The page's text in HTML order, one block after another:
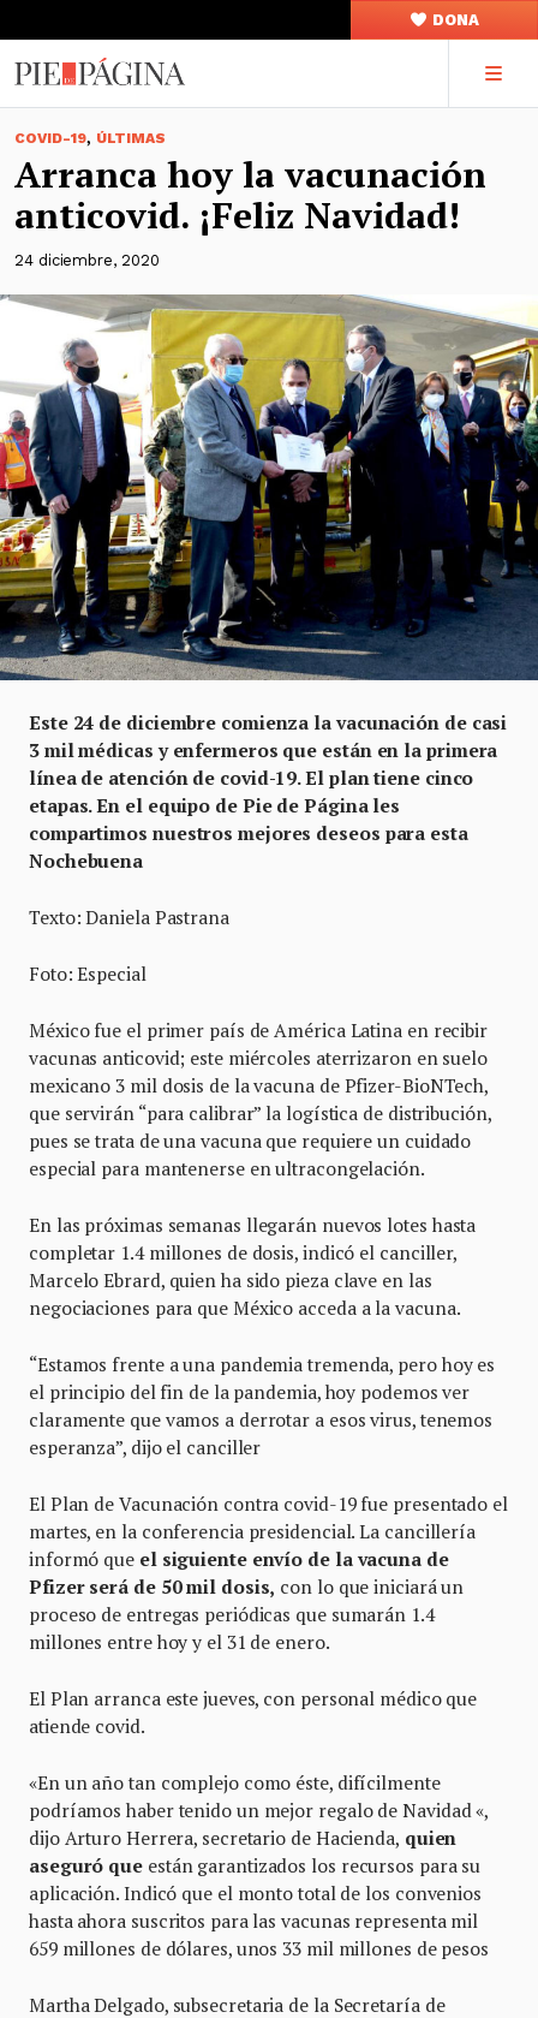
DONA
COVID-19, ÚLTIMAS
Arranca hoy la vacunación
anticovid. ¡Feliz Navidad!
24 diciembre, 2020
Este 24 de diciembre comienza la vacunación de casi
3 mil médicas y enfermeros que están en la primera
línea de atención de covid-19. El plan tiene cinco
etapas. En el equipo de Pie de Página les
compartimos nuestros mejores deseos para esta
Nochebuena
Texto: Daniela Pastrana
Foto: Especial
México fue el primer país de América Latina en recibir
vacunas anticovid; este miércoles aterrizaron en suelo
mexicano 3 mil dosis de la vacuna de Pfizer-BioNTech,
que servirán “para calibrar” la logística de distribución,
pues se trata de una vacuna que requiere un cuidado
especial para mantenerse en ultracongelación.
En las próximas semanas llegarán nuevos lotes hasta
completar 1.4 millones de dosis, indicó el canciller,
Marcelo Ebrard, quien ha sido pieza clave en las
negociaciones para que México acceda a la vacuna.
“Estamos frente a una pandemia tremenda, pero hoy es
el principio del fin de la pandemia, hoy podemos ver
claramente que vamos a derrotar a esos virus, tenemos
esperanza”, dijo el canciller
El Plan de Vacunación contra covid-19 fue presentado el
martes, en la conferencia presidencial. La cancillería
informó que el siguiente envío de la vacuna de
Pfizer será de 50 mil dosis, con lo que iniciará un
proceso de entregas periódicas que sumarán 1.4
millones entre hoy y el 31 de enero.
El Plan arranca este jueves, con personal médico que
atiende covid.
«En un año tan complejo como éste, difícilmente
podríamos haber tenido un mejor regalo de Navidad «,
dijo Arturo Herrera, secretario de Hacienda, quien
aseguró que están garantizados los recursos para su
aplicación. Indicó que el monto total de los convenios
hasta ahora suscritos para las vacunas representa mil
659 millones de dólares, unos 33 mil millones de pesos
Martha Delgado, subsecretaria de la Secretaría de